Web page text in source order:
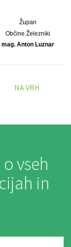
Župan
Občine Železniki
mag. Anton Luznar
NA VRH
o vseh
in